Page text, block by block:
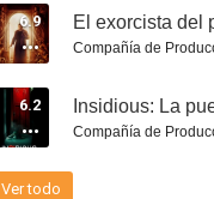
6.9 El exorcista del
Compañía de
6.2 Insidious: La
Compañía de
Ver todo